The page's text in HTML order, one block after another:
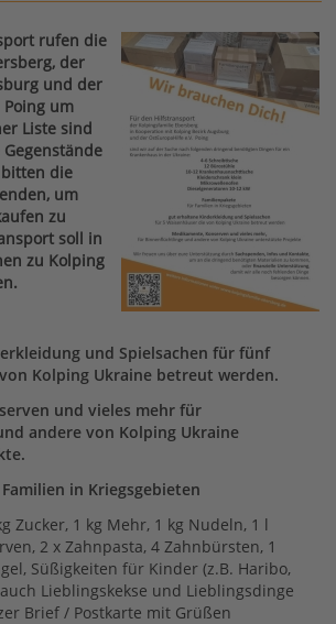
rufen die
der
und der
Poing um
Liste sind
die
um
zu
soll in
zu Kolping
und Spielsachen für fünf
Kolping Ukraine betreut werden.
und vieles mehr für
andere von Kolping Ukraine
in Kriegsgebieten
Zucker, 1 kg Mehr, 1 kg Nudeln, 1 l
2 x Zahnpasta, 4 Zahnbürsten, 1
Süßigkeiten für Kinder (z.B. Haribo,
Lieblingskekse und Lieblingsdinge
Brief / Postkarte mit Grüßen